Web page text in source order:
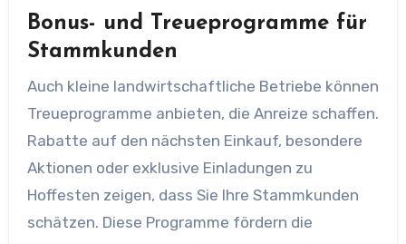
Bonus- und Treueprogramme für
Stammkunden
Auch kleine landwirtschaftliche Betriebe können
Treueprogramme anbieten, die Anreize schaffen.
Rabatte auf den nächsten Einkauf, besondere
Aktionen oder exklusive Einladungen zu
Hoffesten zeigen, dass Sie Ihre Stammkunden
schätzen. Diese Programme fördern die